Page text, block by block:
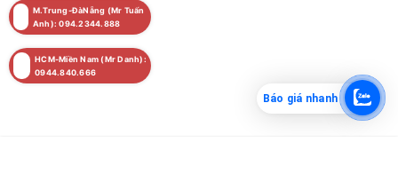
HCM-Miền Nam (Mr Danh):
0944.840.666
M.Trung-ĐàNẵng (Mr Tuấn
Anh): 094.2344.888
Báo giá nhanh